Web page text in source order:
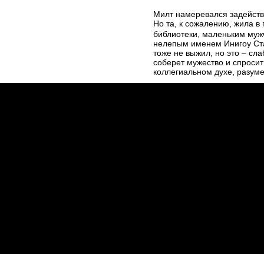
Милт намеревался
Но та, к сожалению, жила в
библиотеки, маленьким
нелепым именем Инигоу
тоже не выжил, но это –
соберет мужество и
коллегиальном духе,